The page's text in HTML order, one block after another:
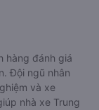
hàng đánh giá
Đội ngũ nhân
và xe
nhà xe Trung